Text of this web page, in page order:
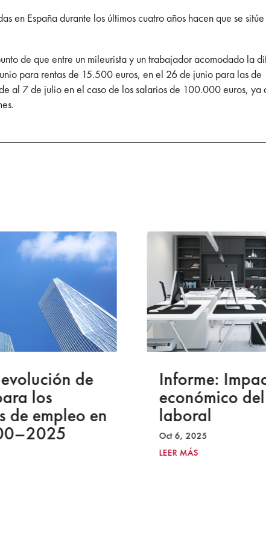
España durante los últimos cuatro años hacen que se
de que entre un mileurista y un trabajador acomodado la
para rentas de 15.500 euros, en el 26 de junio para las
7 de julio en el caso de los salarios de 100.000 euros, ya
de
los
de empleo en
Informe:
económico
laboral
Oct 6, 2025
LEER MÁS